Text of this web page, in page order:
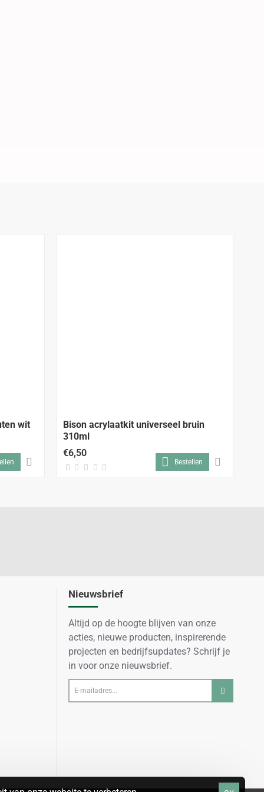
wit
Bison acrylaatkit universeel bruin
310ml
€6,50
Bestellen
Nieuwsbrief
Altijd op de hoogte blijven van onze
acties, nieuwe producten, inspirerende
projecten en bedrijfsupdates? Schrijf je
in voor onze nieuwsbrief.
E-
mailadres...